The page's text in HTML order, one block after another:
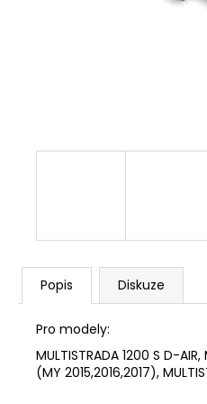
Popis Diskuze
Pro modely:
MULTISTRADA 1200 S D-AIR,
(MY 2015,2016,2017),